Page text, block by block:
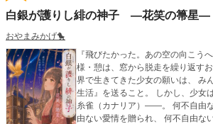
白銀が護りし緋の神子 ―花笑の箒星―
おやまみかげ🐤
『飛びたかった。あの空の向こうへ――』 名門
様・憩は、窓から脱走を繰り返す
界で生きてきた少女の願いは、 み
生活』を送ること。 しかし、少女は飛び方を知らぬ1羽の金
糸雀（カナリア）――。 何不自由ない生活に護られ、 何不自
由ない愛情を贈られ、 何不自由ない日常